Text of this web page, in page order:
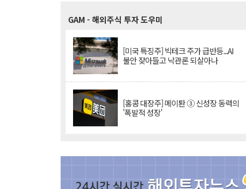
GAM - 해외주식 투자 도우미
[미국 특징주] 빅테크 주가 급반등...AI
불안 잦아들고 낙관론 되살아나
[홍콩 대장주] 메이퇀 ③ 신성장 동력의
'폭발적 성장'